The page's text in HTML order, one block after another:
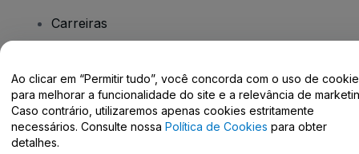
Carreiras
Tem dúvidas?
Centro de Ajuda / Fale Conosco
Ao clicar em “Permitir tudo”, você concorda com o uso de
para melhorar a funcionalidade do site e a relevância de
Caso contrário, utilizaremos apenas cookies estritamente
necessários. Consulte nossa Política de Cookies para obter
detalhes.